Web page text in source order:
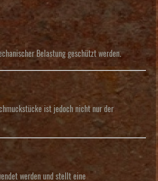
Belastung geschützt werden.
ist jedoch nicht nur der
werden und stellt eine